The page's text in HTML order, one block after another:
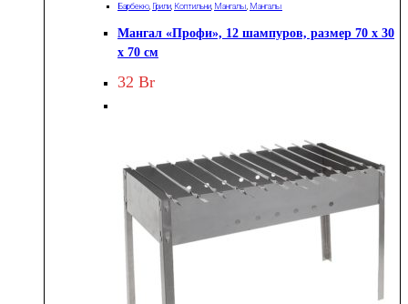
Барбекю Грили Коптильни Мангалы Мангалы
Мангал «Профи», 12 шампуров, размер 70 х 30
х 70 см
32 Br